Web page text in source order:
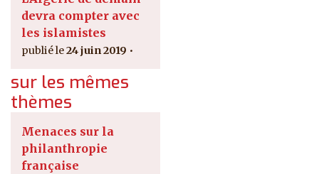
devra compter avec
les islamistes
24 juin 2019
sur les mêmes
thèmes
Menaces sur la
philanthropie
française